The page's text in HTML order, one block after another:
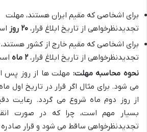
برای اشخاصی که مقیم ایران هستند، مهلت
تجدیدنظرخواهی از تاریخ ابلاغ قرار، ۲۰ روز
برای اشخاصی که مقیم خارج از کشور
تجدیدنظرخواهی از تاریخ ابلاغ قرار،۲ ماه
نحوه محاسبه مهلت: مهلت ها از روز پس از
می شود. برای مثال اگر قرار در تاریخ اول
از روز دوم ماه شروع می گردد. رعایت
بسیار مهم است، چرا که در صورت
تجدیدنظرخواهی ساقط می شود و قرار